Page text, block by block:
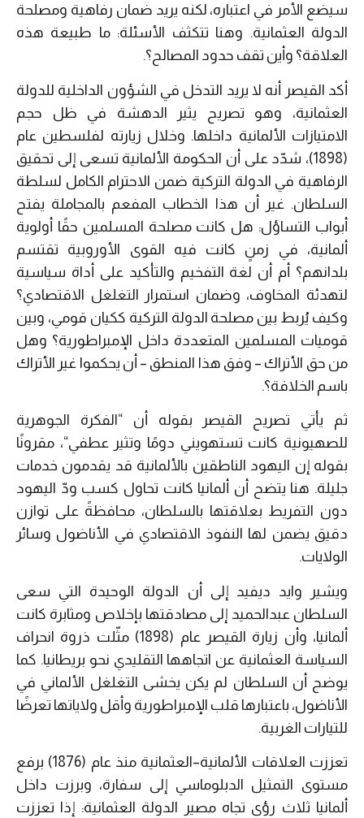
سيضع الأمر في اعتباره، لكنه يريد ضمان رفاهية ومصلحة
الدولة العثمانية. وهنا تتكثف الأسئلة: ما طبيعة هذه
العلاقة؟ وأين تقف حدود المصالح؟.
أكد القيصر أنه لا يريد التدخل في الشؤون الداخلية للدولة
العثمانية، وهو تصريح يثير الدهشة في ظل حجم
الامتيازات الألمانية داخلها. وخلال زيارته لفلسطين عام
(1898)
، شدّد على أن الحكومة الألمانية تسعى إلى تحقيق
الرفاهية في الدولة التركية ضمن الاحترام الكامل لسلطة
السلطان. غير أن هذا الخطاب المفعم بالمجاملة يفتح
أبواب التساؤل: هل كانت مصلحة المسلمين حقًا أولوية
ألمانية، في زمنٍ كانت فيه القوى الأوروبية تقتسم
بلدانهم؟ أم أن لغة التفخيم والتأكيد على أداة سياسية
لتهدئة المخاوف، وضمان استمرار التغلغل الاقتصادي؟
وكيف يُربط بين مصلحة الدولة التركية ككيان قومي، وبين
قوميات المسلمين المتعددة داخل الإمبراطورية؟ وهل
من حق الأتراك – وفق هذا المنطق – أن يحكموا غير الأتراك
باسم الخلافة؟.
ثم يأتي تصريح القيصر بقوله أن“الفكرة الجوهرية
للصهيونية كانت تستهويني دومًا وتثير عطفي“، مقرونًا
بقوله إن اليهود الناطقين بالألمانية قد يقدمون خدمات
جليلة. هنا يتضح أن ألمانيا كانت تحاول كسب ودّ اليهود
دون التفريط بعلاقتها بالسلطان، محافظةً على توازن
دقيق يضمن لها النفوذ الاقتصادي في الأناضول وسائر
الولايات.
ويشير وايد ديفيد إلى أن الدولة الوحيدة التي سعى
السلطان عبدالحميد إلى مصادقتها بإخلاص ومثابرة كانت
ألمانيا، وأن زيارة القيصر عام (1898)
مثّلت ذروة انحراف
السياسة العثمانية عن اتجاهها التقليدي نحو بريطانيا. كما
يوضح أن السلطان لم يكن يخشى التغلغل الألماني في
الأناضول، باعتبارها قلب الإمبراطورية وأقل ولاياتها تعرضًا
للتيارات الغربية.
تعززت العلاقات الألمانية–العثمانية منذ عام (1876)
برفع
مستوى التمثيل الدبلوماسي إلى سفارة، وبرزت داخل
ألمانيا ثلاث رؤى تجاه مصير الدولة العثمانية: إذا تعززت